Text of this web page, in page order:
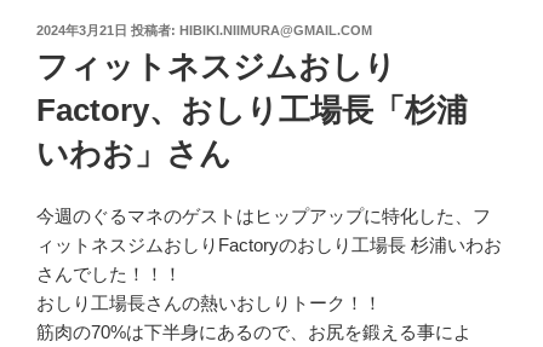
投
日:
2024年3月21日 投稿者: HIBIKI.NIIMURA@GMAIL.COM
フィットネスジムおしり
Factory、おしり工場長「杉浦
いわお」さん
今週のぐるマネのゲストはヒップアップに特化した、フ
ィットネスジムおしりFactoryのおしり工場長 杉浦いわお
さんでした！！！
おしり工場長さんの熱いおしりトーク！！
筋肉の70%は下半身にあるので、お尻を鍛える事によ